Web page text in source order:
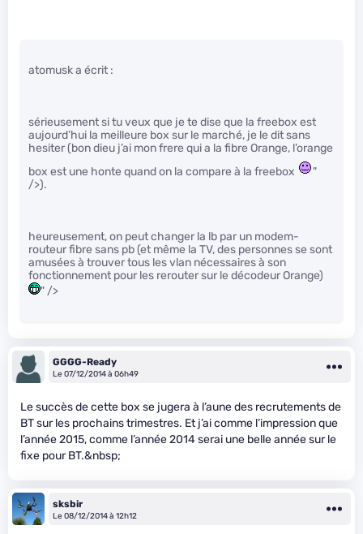
atomusk a écrit :
sérieusement si tu veux que je te dise que la freebox est
aujourd’hui la meilleure box sur le marché, je le dit sans
hesiter (bon dieu j’ai mon frere qui a la fibre Orange, l’orange
box est une honte quand on la compare à la freebox
"
/>).
heureusement, on peut changer la lb par un modem-
routeur fibre sans pb (et même la TV, des personnes se sont
amusées à trouver tous les vlan nécessaires à son
fonctionnement pour les rerouter sur le décodeur Orange)
" />
GGGG-Ready
Le 07/12/2014 à 06h49
Le succès de cette box se jugera à l’aune des recrutements de
BT sur les prochains trimestres. Et j’ai comme l’impression que
l’année 2015, comme l’année 2014 serai une belle année sur le
fixe pour BT.&nbsp;
sksbir
Le 08/12/2014 à 12h12